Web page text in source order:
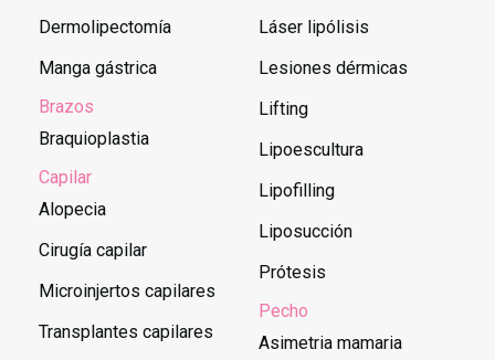
Dermolipectomía
Manga gástrica
Brazos
Braquioplastia
Capilar
Alopecia
Cirugía capilar
Microinjertos capilares
Transplantes capilares
Láser lipólisis
Lesiones dérmicas
Lifting
Lipoescultura
Lipofilling
Liposucción
Prótesis
Pecho
Asimetria mamaria